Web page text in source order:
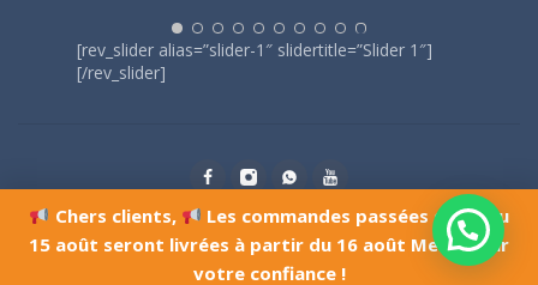
Chers clients,
Les commandes passées du 10 au
15 août seront livrées à partir du 16 août Merci pour
votre confiance !
[rev_slider alias=”slider-1″ slidertitle=”Slider 1″]
[/rev_slider]
© Copyright 2021, Tunisie jouets